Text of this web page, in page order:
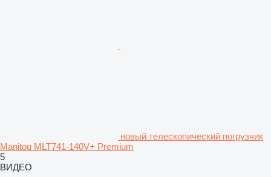
новый телескопический погрузчик
Manitou MLT741-140V+ Premium
5
ВИДЕО